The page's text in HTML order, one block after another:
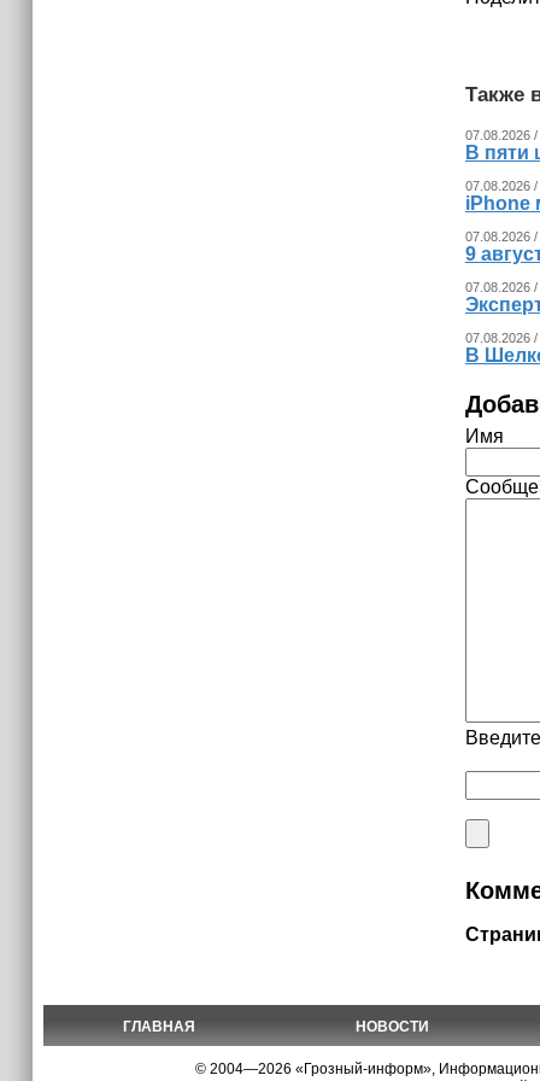
Также
07.08.2026
В пяти
07.08.2026
iPhone
07.08.2026
9
07.08.2026
07.08.2026
В
Имя
ГЛАВНАЯ НОВОСТИ
© 2004—2026 «Грозный-информ»,